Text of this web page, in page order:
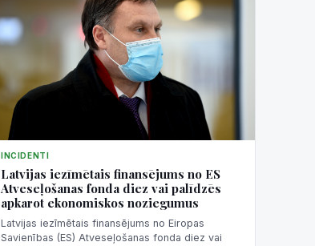
INCIDENTI
Latvijas iezīmētais finansējums no ES
Atveseļošanas fonda diez vai palīdzēs
apkarot ekonomiskos noziegumus
Latvijas iezīmētais finansējums no Eiropas
Savienības (ES) Atveseļošanas fonda diez vai